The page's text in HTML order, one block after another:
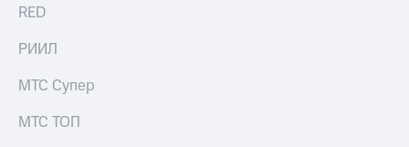
RED
РИИЛ
МТС Супер
МТС ТОП